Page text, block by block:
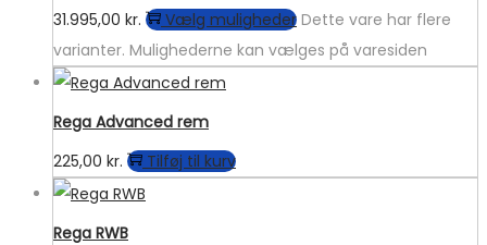
31.995,00 kr. Vælg muligheder Dette vare har flere
varianter. Mulighederne kan vælges på varesiden
Rega Advanced rem
225,00 kr. Tilføj til kurv
Rega RWB